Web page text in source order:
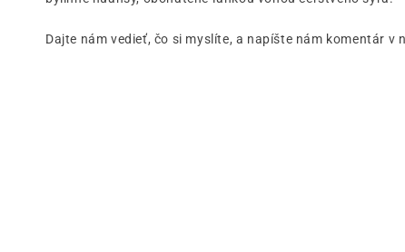
Dajte nám vedieť, čo si myslíte, a napíšte nám komentár v